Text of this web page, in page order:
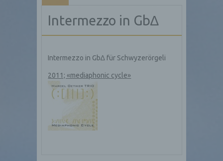
Intermezzo in Gb∆
Intermezzo in Gb∆ für Schwyzerörgeli
2011; «mediaphonic cycle»